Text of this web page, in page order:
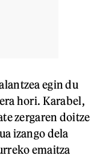
egin du
hori. Karabel,
zergaren doitze
izango dela
emaitza